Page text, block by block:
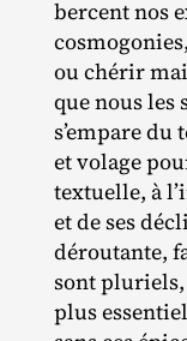
bercent nos
ou chérir
que nous
s’empare
et volage
textuelle, à
et de ses
déroutante,
sont pluriels,
plus